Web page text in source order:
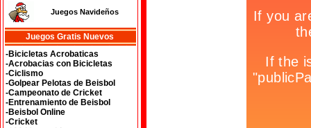
Juegos Navideños
Juegos Gratis Nuevos
-Bicicletas Acrobaticas
-Acrobacias con Bicicletas
-Ciclismo
-Golpear Pelotas de Beisbol
-Campeonato de Cricket
-Entrenamiento de Beisbol
-Beisbol Online
-Cricket